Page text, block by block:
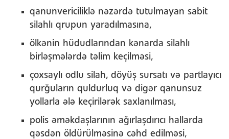
qanunvericiliklə nəzərdə tutulmayan sabit
silahlı qrupun yaradılmasına,
ölkənin hüdudlarından kənarda silahlı
birləşmələrdə təlim keçilməsi,
çoxsaylı odlu silah, döyüş sursatı və partlayıcı
qurğuların quldurluq və digər qanunsuz
yollarla ələ keçirilərək saxlanılması,
polis əməkdaşlarının ağırlaşdırıcı hallarda
qəsdən öldürülməsinə cəhd edilməsi,